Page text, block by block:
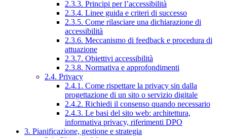
2.3.3. Principi per l’accessibilità
2.3.4. Linee guida e criteri di successo
2.3.5. Come rilasciare una dichiarazione di
accessibilità
2.3.6. Meccanismo di feedback e procedura di
attuazione
2.3.7. Obiettivi accessibilità
2.3.8. Normativa e approfondimenti
2.4. Privacy
2.4.1. Come rispettare la privacy sin dalla
progettazione di un sito o servizio digitale
2.4.2. Richiedi il consenso quando necessario
2.4.3. Le basi del sito web: architettura,
informativa privacy, riferimenti DPO
3. Pianificazione, gestione e strategia